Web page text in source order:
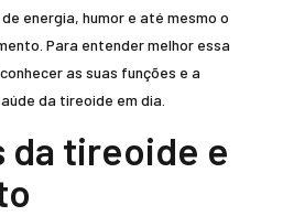
energia, humor e até mesmo o
Para entender melhor essa
as suas funções e a
da tireoide em dia.
da tireoide e